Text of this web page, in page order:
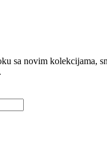
sa novim kolekcijama,